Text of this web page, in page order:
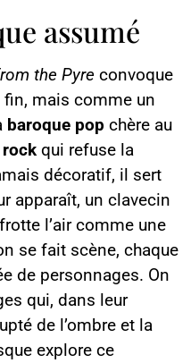
assumé
the Pyre convoque
fin, mais comme un
baroque pop chère au
qui refuse la
décoratif, il sert
apparaît, un clavecin
l’air comme une
se fait scène, chaque
de personnages. On
qui, dans leur
de l’ombre et la
explore ce